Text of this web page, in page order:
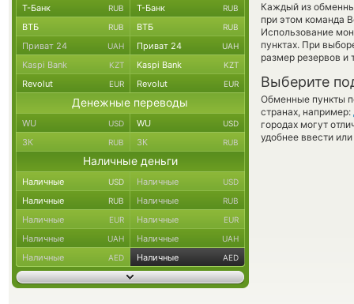
Каждый из
при этом команда
Использование
пунктах. При
размер резервов и
Выберите
Обменные пункты
странах, например:
городах могут
удобнее ввести
Т-Банк RUB Т-Банк RUB
ВТБ RUB ВТБ RUB
Приват 24 UAH Приват 24 UAH
Kaspi Bank KZT Kaspi Bank KZT
Revolut EUR Revolut EUR
Денежные переводы
WU USD WU USD
ЗК RUB ЗК RUB
Наличные деньги
Наличные USD Наличные USD
Наличные RUB Наличные RUB
Наличные EUR Наличные EUR
Наличные UAH Наличные UAH
Наличные AED Наличные AED